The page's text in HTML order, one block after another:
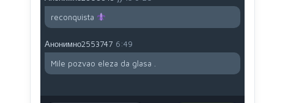
reconquista
Анонимно2553747 6:49
Mile pozvao eleza da glasa .